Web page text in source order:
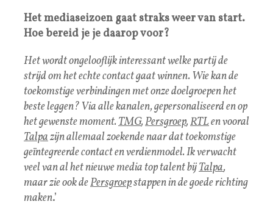
Het mediaseizoen gaat straks weer van start.
Hoe bereid je je daarop voor?
Het wordt ongelooflijk interessant welke partij de
strijd om het echte contact gaat winnen. Wie kan de
toekomstige verbindingen met onze doelgroepen het
beste leggen? Via alle kanalen, gepersonaliseerd en op
het gewenste moment.TMG,Persgroep,RTLen vooral
Talpazijn allemaal zoekende naar dat toekomstige
geïntegreerde contact en verdienmodel. Ik verwacht
veel van al het nieuwe media top talent bijTalpa,
maar zie ook dePersgroepstappen in de goede richting
maken.’